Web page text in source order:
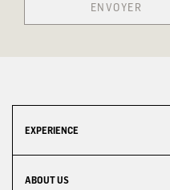
ENVOYER
EXPERIENCE
ABOUT US